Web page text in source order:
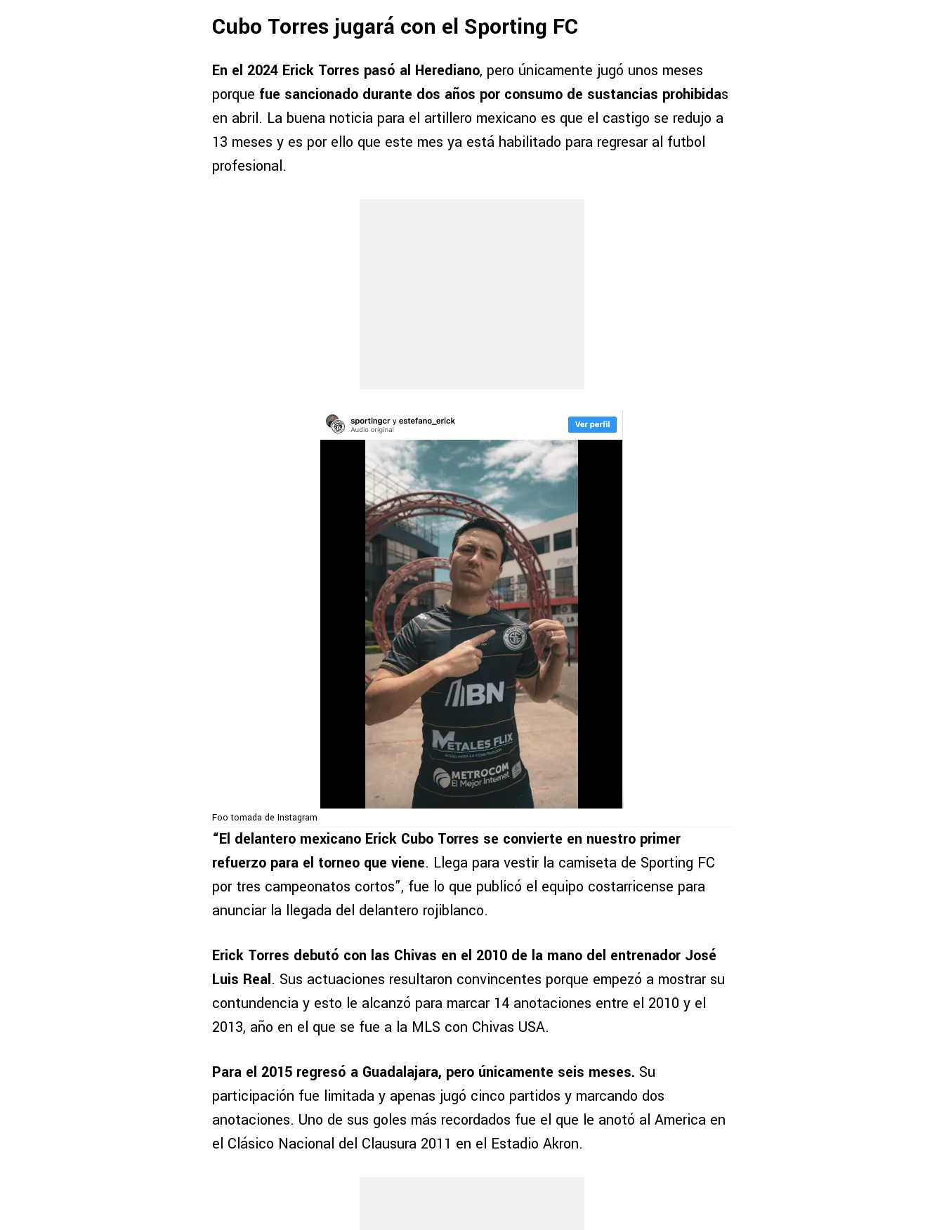
Cubo Torres jugará con el Sporting FC
En el 2024 Erick Torres pasó al Herediano, pero únicamente jugó unos meses
porque fue sancionado durante dos años por consumo de sustancias prohibidas
en abril. La buena noticia para el artillero mexicano es que el castigo se redujo a
13 meses y es por ello que este mes ya está habilitado para regresar al futbol
profesional.
Foo tomada de Instagram
“El delantero mexicano Erick Cubo Torres se convierte en nuestro primer
refuerzo para el torneo que viene. Llega para vestir la camiseta de Sporting FC
por tres campeonatos cortos”, fue lo que publicó el equipo costarricense para
anunciar la llegada del delantero rojiblanco.
Erick Torres debutó con las Chivas en el 2010 de la mano del entrenador José
Luis Real. Sus actuaciones resultaron convincentes porque empezó a mostrar su
contundencia y esto le alcanzó para marcar 14 anotaciones entre el 2010 y el
2013, año en el que se fue a la MLS con Chivas USA.
Para el 2015 regresó a Guadalajara, pero únicamente seis meses. Su
participación fue limitada y apenas jugó cinco partidos y marcando dos
anotaciones. Uno de sus goles más recordados fue el que le anotó al America en
el Clásico Nacional del Clausura 2011 en el Estadio Akron.